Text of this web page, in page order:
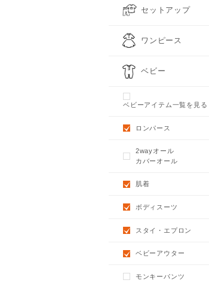
セットアップ
ワンピース
ベビー
ベビーアイテム一覧を見る
ロンパース
2wayオール
カバーオール
肌着
ボディスーツ
スタイ・エプロン
ベビーアウター
モンキーパンツ